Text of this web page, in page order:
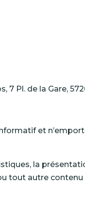
7 Pl. de la Gare,
et
la
tout autre